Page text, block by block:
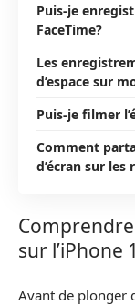
Puis-je
FaceTime?
Les
d’espace sur
Puis-je filmer
Comment
d’écran sur les
sur l’iPhone
Avant de plonger